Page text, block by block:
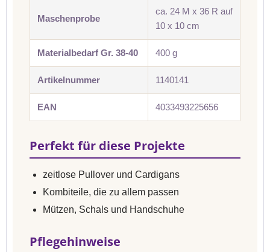
Maschenprobe
ca. 24 M x 36 R auf
10 x 10 cm
Materialbedarf Gr. 38-40 400 g
Artikelnummer 1140141
EAN 4033493225656
Perfekt für diese Projekte
zeitlose Pullover und Cardigans
Kombiteile, die zu allem passen
Mützen, Schals und Handschuhe
Pflegehinweise